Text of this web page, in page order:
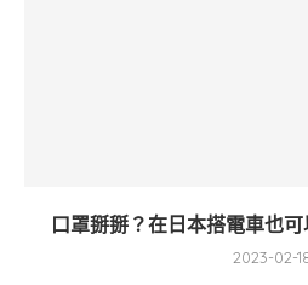
口罩掰掰？在日本搭電車也
2023-02-